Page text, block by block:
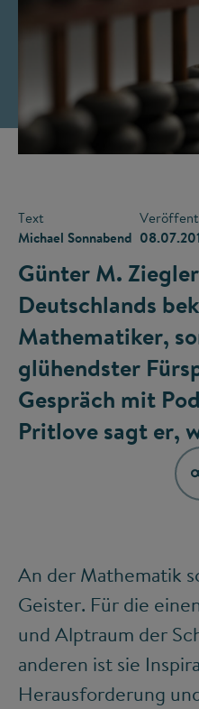
Text
Michael Sonnabend
Günter M.
Deutschlands
Mathematiker,
glühendster
Gespräch mit
Pritlove sagt er,
An der Mathematik
Geister. Für die
und Alptraum der
anderen ist sie
Herausforderung